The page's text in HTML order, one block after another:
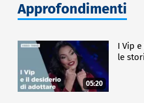
Approfondimenti
05:20
I Vip
le